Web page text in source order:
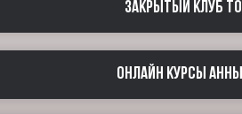
Закрытый клуб
ОНЛАЙН КУРСЫ